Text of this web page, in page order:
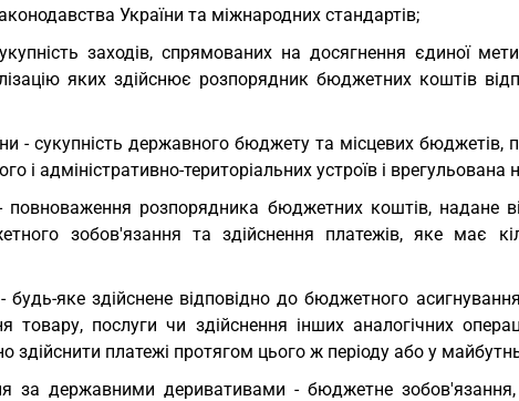
України та міжнародних стандартів;
заходів, спрямованих на досягнення єдиної
яких здійснює розпорядник бюджетних коштів
- сукупність державного бюджету та місцевих бюджетів,
і адміністративно-територіальних устроїв і
розпорядника бюджетних коштів, надане
зобов'язання та здійснення платежів, яке має
яке здійснене відповідно до бюджетного
товару, послуги чи здійснення інших аналогічних
здійснити платежі протягом цього ж періоду або у
за державними деривативами - бюджетне зобов'язання,